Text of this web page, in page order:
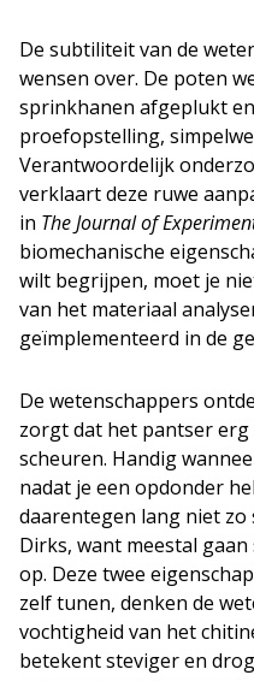
De subtiliteit van de
wensen over. De poten
sprinkhanen afgeplukt
proefopstelling,
Verantwoordelijk
verklaart deze ruwe
in The Journal of
biomechanische
wilt begrijpen, moet je
van het materiaal
geïmplementeerd in de
De wetenschappers
zorgt dat het pantser erg
scheuren. Handig
nadat je een opdonder
daarentegen lang niet
Dirks, want meestal
op. Deze twee
zelf tunen, denken de
vochtigheid van het
betekent steviger en